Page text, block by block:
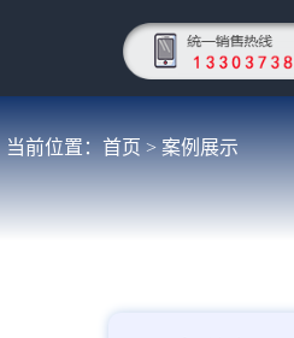
当前位置： 首页 > 案例展示